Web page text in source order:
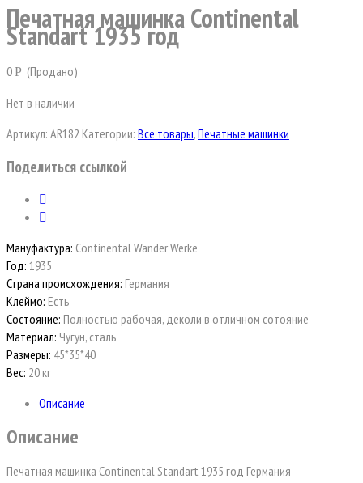
Печатная машинка Continental
Standart 1935 год
0Р (Продано)
Нет в наличии
Артикул: AR182 Категории: Все товары,Печатные машинки
Поделиться ссылкой
Мануфактура: Continental Wander Werke
Год: 1935
Страна происхождения: Германия
Клеймо: Есть
Состояние: Полностью рабочая, деколи в отличном сотояние
Материал: Чугун, сталь
Размеры: 45*35*40
Вес: 20 кг
Описание
Описание
Печатная машинка Continental Standart 1935 год Германия